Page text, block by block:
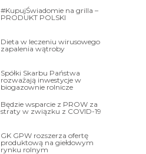
#KupujŚwiadomie na grilla –
PRODUKT POLSKI
Dieta w leczeniu wirusowego
zapalenia wątroby
Spółki Skarbu Państwa
rozważają inwestycje w
biogazownie rolnicze
Będzie wsparcie z PROW za
straty w związku z COVID-19
GK GPW rozszerza ofertę
produktową na giełdowym
rynku rolnym